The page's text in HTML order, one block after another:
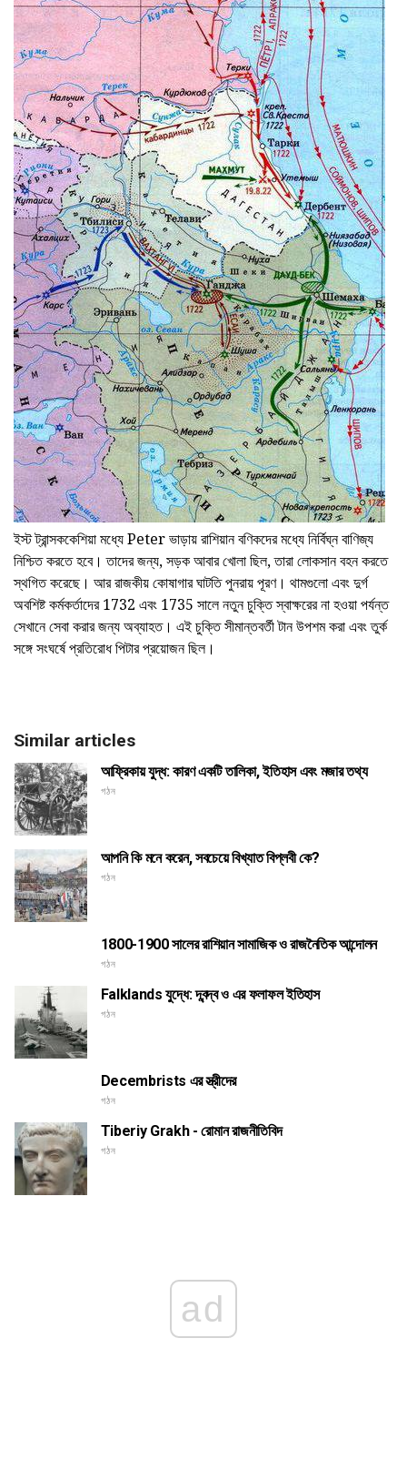
ইস্ট ট্রান্সককেশিয়া মধ্যে Peter ভাড়ায় রাশিয়ান বণিকদের মধ্যে নির্বিঘ্ন বাণিজ্য
নিশ্চিত করতে হবে। তাদের জন্য, সড়ক আবার খোলা ছিল, তারা লোকসান বহন করতে
স্থগিত করেছে। আর রাজকীয় কোষাগার ঘাটতি পুনরায় পূরণ। থামগুলো এবং দুর্গ
অবশিষ্ট কর্মকর্তাদের 1732 এবং 1735 সালে নতুন চুক্তি স্বাক্ষরের না হওয়া পর্যন্ত
সেখানে সেবা করার জন্য অব্যাহত। এই চুক্তি সীমান্তবর্তী টান উপশম করা এবং তুর্ক
সঙ্গে সংঘর্ষে প্রতিরোধ পিটার প্রয়োজন ছিল।
Similar articles
আফ্রিকায় যুদ্ধ: কারণ একটি তালিকা, ইতিহাস এবং মজার তথ্য
গঠন
আপনি কি মনে করেন, সবচেয়ে বিখ্যাত বিপ্লবী কে?
গঠন
1800-1900 সালের রাশিয়ান সামাজিক ও রাজনৈতিক আন্দোলন
গঠন
Falklands যুদ্ধে: দ্বন্দ্ব ও এর ফলাফল ইতিহাস
গঠন
Decembrists এর স্ত্রীদের
গঠন
Tiberiy Grakh - রোমান রাজনীতিবিদ
গঠন
ad